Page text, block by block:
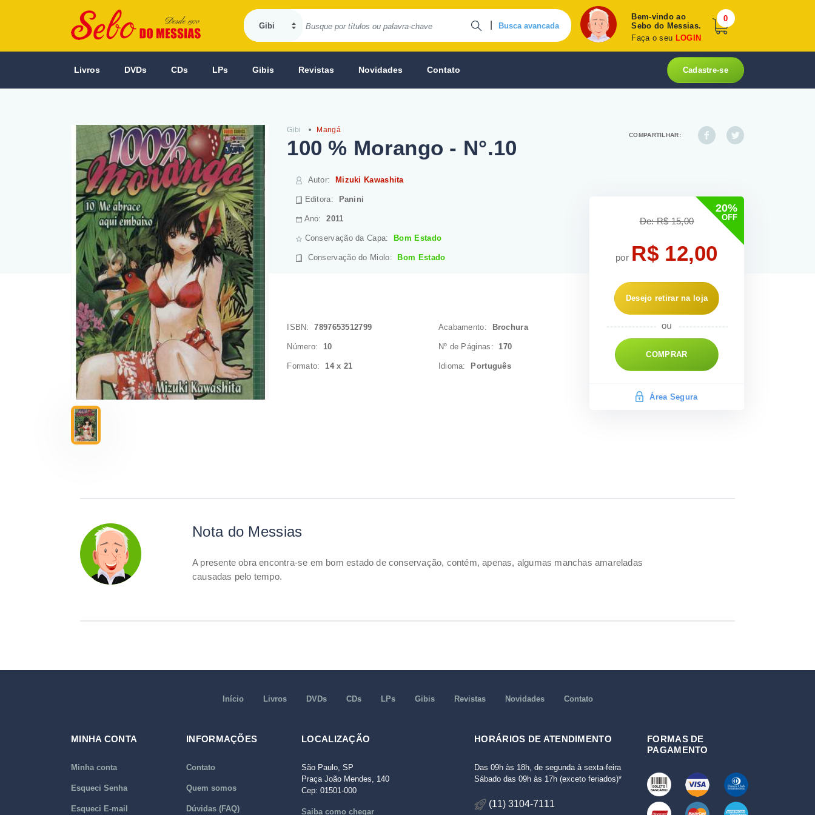
Busca avancada
Bem-vindo ao
Sebo do Messias.
Faça o seu LOGIN
0
Livros DVDs CDs LPs Gibis Revistas Novidades Contato Cadastre-se
Gibi Mangá
100 % Morango - N°.10
Autor: Mizuki Kawashita
Editora: Panini
Ano:2011
Conservação da Capa: Bom Estado
Conservação do Miolo: Bom Estado
ISBN:7897653512799 Acabamento: Brochura
Número: 10 Nº de Páginas:170
Formato:14 x 21 Idioma: Português
COMPARTILHAR:
20%
OFF
De: R$ 15,00
por R$ 12,00
Desejo retirar na loja
COMPRAR
Área Segura
Nota do Messias
A presente obra encontra-se em bom estado de conservação, contém, apenas, algumas manchas amareladas
causadas pelo tempo.
Início Livros DVDs CDs LPs Gibis Revistas Novidades Contato
MINHA CONTA
Minha conta
Esqueci Senha
Esqueci E-mail
INFORMAÇÕES
Contato
Quem somos
Dúvidas (FAQ)
LOCALIZAÇÃO
São Paulo, SP
Praça João Mendes, 140
Cep: 01501-000
Saiba como chegar
HORÁRIOS DE ATENDIMENTO
Das 09h às 18h, de segunda à sexta-feira
Sábado das 09h às 17h (exceto feriados)*
(11) 3104-7111
FORMAS DE
PAGAMENTO